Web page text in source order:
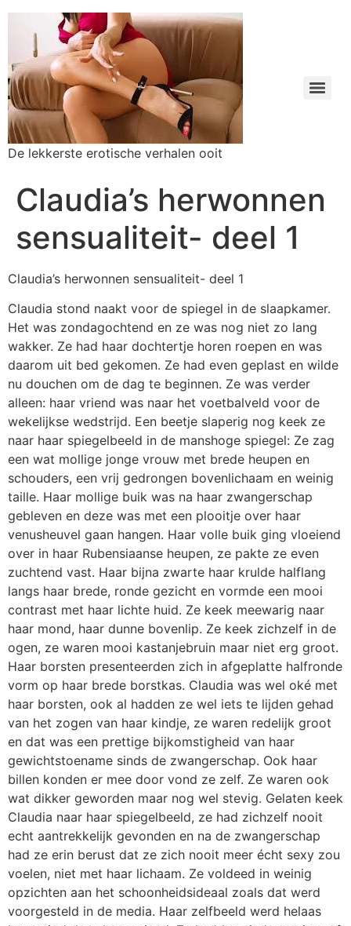
De lekkerste erotische verhalen ooit
Claudia’s herwonnen
sensualiteit- deel 1
Claudia’s herwonnen sensualiteit- deel 1
Claudia stond naakt voor de spiegel in de slaapkamer.
Het was zondagochtend en ze was nog niet zo lang
wakker. Ze had haar dochtertje horen roepen en was
daarom uit bed gekomen. Ze had even geplast en wilde
nu douchen om de dag te beginnen. Ze was verder
alleen: haar vriend was naar het voetbalveld voor de
wekelijkse wedstrijd. Een beetje slaperig nog keek ze
naar haar spiegelbeeld in de manshoge spiegel: Ze zag
een wat mollige jonge vrouw met brede heupen en
schouders, een vrij gedrongen bovenlichaam en weinig
taille. Haar mollige buik was na haar zwangerschap
gebleven en deze was met een plooitje over haar
venusheuvel gaan hangen. Haar volle buik ging vloeiend
over in haar Rubensiaanse heupen, ze pakte ze even
zuchtend vast. Haar bijna zwarte haar krulde halflang
langs haar brede, ronde gezicht en vormde een mooi
contrast met haar lichte huid. Ze keek meewarig naar
haar mond, haar dunne bovenlip. Ze keek zichzelf in de
ogen, ze waren mooi kastanjebruin maar niet erg groot.
Haar borsten presenteerden zich in afgeplatte halfronde
vorm op haar brede borstkas. Claudia was wel oké met
haar borsten, ook al hadden ze wel iets te lijden gehad
van het zogen van haar kindje, ze waren redelijk groot
en dat was een prettige bijkomstigheid van haar
gewichtstoename sinds de zwangerschap. Ook haar
billen konden er mee door vond ze zelf. Ze waren ook
wat dikker geworden maar nog wel stevig. Gelaten keek
Claudia naar haar spiegelbeeld, ze had zichzelf nooit
echt aantrekkelijk gevonden en na de zwangerschap
had ze erin berust dat ze zich nooit meer écht sexy zou
voelen, niet met haar lichaam. Ze voldeed in weinig
opzichten aan het schoonheidsideaal zoals dat werd
voorgesteld in de media. Haar zelfbeeld werd helaas